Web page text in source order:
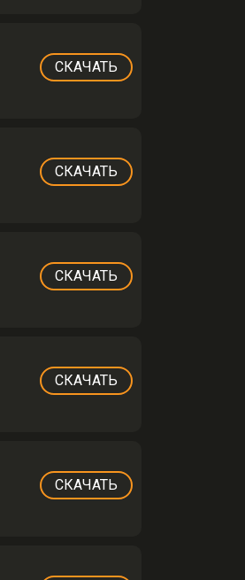
СКАЧАТЬ
СКАЧАТЬ
СКАЧАТЬ
СКАЧАТЬ
СКАЧАТЬ